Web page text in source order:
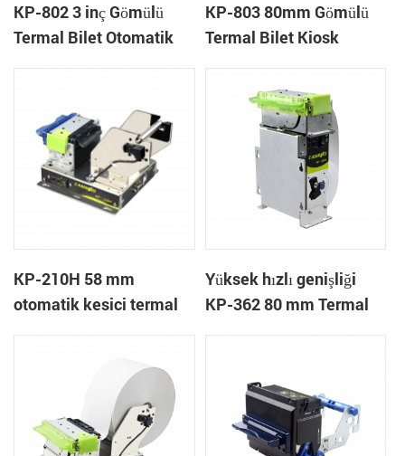
KP-802 3 inç Gömülü
Termal Bilet Otomatik
KP-803 80mm Gömülü
Termal Bilet Kiosk
oyun makinesi için
KP-210H 58 mm
otomatik kesici termal
Yüksek hızlı genişliği
KP-362 80 mm Termal